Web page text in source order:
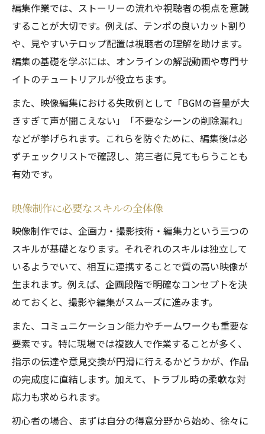
編集作業では、ストーリーの流れや視聴者の視点を意識
することが大切です。例えば、テンポの良いカット割り
や、見やすいテロップ配置は視聴者の理解を助けます。
編集の基礎を学ぶには、オンラインの解説動画や専門サ
イトのチュートリアルが役立ちます。
また、映像編集における失敗例として「BGMの音量が大
きすぎて声が聞こえない」「不要なシーンの削除漏れ」
などが挙げられます。これらを防ぐために、編集後は必
ずチェックリストで確認し、第三者に見てもらうことも
有効です。
映像制作に必要なスキルの全体像
映像制作では、企画力・撮影技術・編集力という三つの
スキルが基礎となります。それぞれのスキルは独立して
いるようでいて、相互に連携することで質の高い映像が
生まれます。例えば、企画段階で明確なコンセプトを決
めておくと、撮影や編集がスムーズに進みます。
また、コミュニケーション能力やチームワークも重要な
要素です。特に現場では複数人で作業することが多く、
指示の伝達や意見交換が円滑に行えるかどうかが、作品
の完成度に直結します。加えて、トラブル時の柔軟な対
応力も求められます。
初心者の場合、まずは自分の得意分野から始め、徐々に